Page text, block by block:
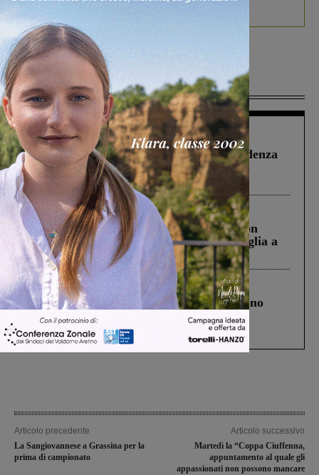
debutta il podcast Estrair
Più lette
Figline Incisa Valdarno 1 Agosto 2026
Piscina di Figline finanziata oltre la scadenza
Pnrr, il gruppo di Fratelli d’Italia: “Un
ringraziamento al Governo”
Cronaca 3 Agosto 2026
Scomparso da una struttura di Castiglion
Fiorentino l’uomo che aveva ucciso la figlia a
Levane nel 2020
Cronaca 4 Agosto 2026
Un anno fa la strage in A1 in cui morirono
Gianni, Giulia e Franco. Lo schianto, il
processo, lo stop ai sorpassi fra tir....
Articolo precedente
La Sangiovannese a Grassina per la
prima di campionato
Articolo successivo
Martedì la “Coppa Ciuffenna,
appuntamento al quale gli
appassionati non possono mancare